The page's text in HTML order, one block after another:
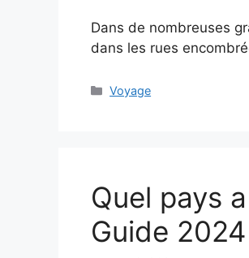
Dans de nombreuses
dans les rues
Categories
Voyage
Quel pays
Guide 2024